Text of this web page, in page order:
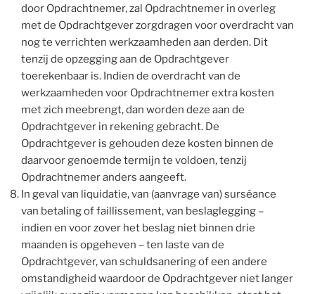
door Opdrachtnemer, zal Opdrachtnemer in overleg
met de Opdrachtgever zorgdragen voor overdracht van
nog te verrichten werkzaamheden aan derden. Dit
tenzij de opzegging aan de Opdrachtgever
toerekenbaar is. Indien de overdracht van de
werkzaamheden voor Opdrachtnemer extra kosten
met zich meebrengt, dan worden deze aan de
Opdrachtgever in rekening gebracht. De
Opdrachtgever is gehouden deze kosten binnen de
daarvoor genoemde termijn te voldoen, tenzij
Opdrachtnemer anders aangeeft.
In geval van liquidatie, van (aanvrage van) surséance
van betaling of faillissement, van beslaglegging –
indien en voor zover het beslag niet binnen drie
maanden is opgeheven – ten laste van de
Opdrachtgever, van schuldsanering of een andere
omstandigheid waardoor de Opdrachtgever niet langer